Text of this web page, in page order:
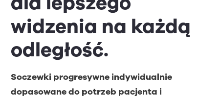
widzenia na każdą
odległość.
Soczewki progresywne indywidualnie
dopasowane do potrzeb pacjenta i